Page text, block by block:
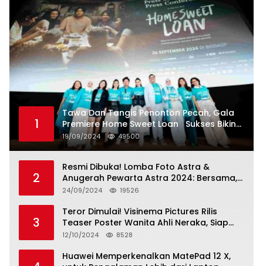
1
Tawa Dan Tangis Penonton Pecah, Gala
Premiere Home Sweet Loan Sukses Bikin
Penonton Lihat Diri Sendiri di Layar
19/09/2024 49500
2
Resmi Dibuka! Lomba Foto Astra &
Anugerah Pewarta Astra 2024: Bersama,
Berkarya, Berkelanjutan
24/09/2024 19526
3
Teror Dimulai! Visinema Pictures Rilis
Teaser Poster Wanita Ahli Neraka, Siap
Tayang di Bioskop 14 November 2024
12/10/2024 8528
Huawei Memperkenalkan MatePad 12 X,